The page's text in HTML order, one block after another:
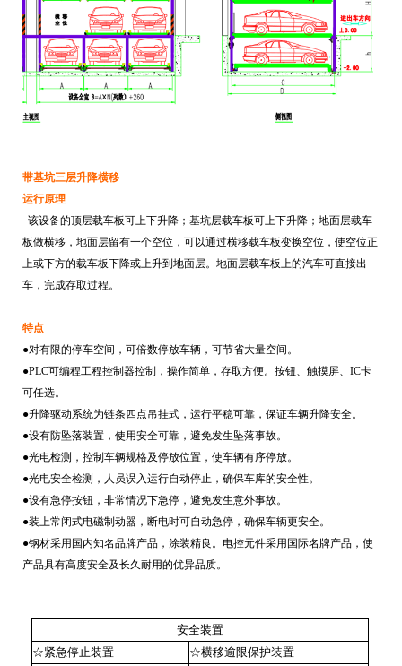
带基坑三层升降横移
运行原理
该设备的顶层载车板可上下升降；基坑层载车板可上下升降；地面层载车
板做横移，地面层留有一个空位，可以通过横移载车板变换空位，使空位正
上或下方的载车板下降或上升到地面层。地面层载车板上的汽车可直接出
车，完成存取过程。
特点
●对有限的停车空间，可倍数停放车辆，可节省大量空间。
●PLC可编程工程控制器控制，操作简单，存取方便。按钮、触摸屏、 IC卡
可任选。
●升降驱动系统为链条四点吊挂式，运行平稳可靠，保证车辆升降安全。
●设有防坠落装置，使用安全可靠，避免发生坠落事故。
●光电检测，控制车辆规格及停放位置，使车辆有序停放。
●光电安全检测，人员误入运行自动停止，确保车库的安全性。
●设有急停按钮，非常情况下急停，避免发生意外事故。
●装上常闭式电磁制动器，断电时可自动急停，确保车辆更安全。
●钢材采用国内知名品牌产品，涂装精良。电控元件采用国际名牌产品，使
产品具有高度安全及长久耐用的优异品质。
安全装置
☆紧急停止装置
☆横移逾限保护装置